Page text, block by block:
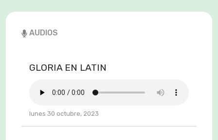
AUDIOS
GLORIA EN LATIN
lunes 30 octubre, 2023